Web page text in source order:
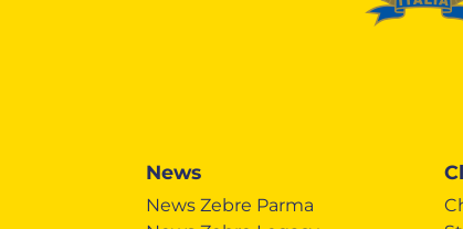
News
News Zebre Parma